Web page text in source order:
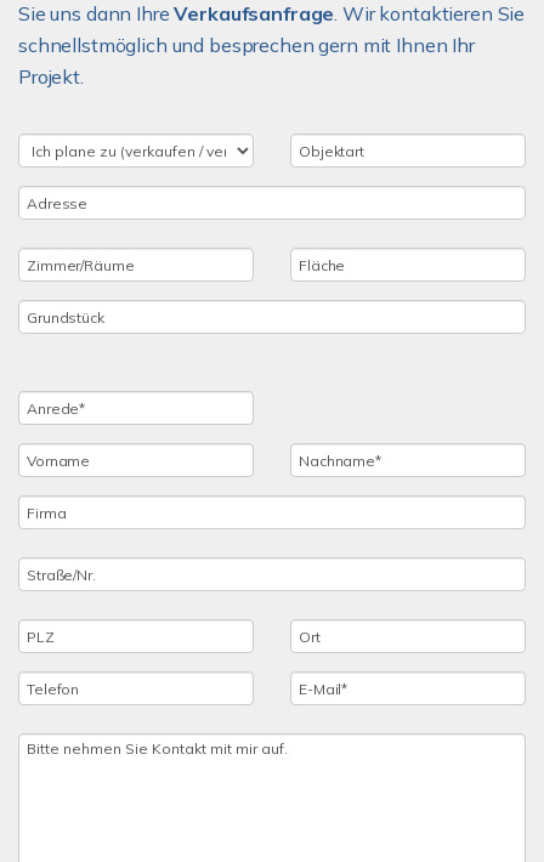
Sie uns dann IhreVerkaufsanfrage. Wir kontaktieren Sie
schnellstmöglich und besprechen gern mit Ihnen Ihr
Projekt.